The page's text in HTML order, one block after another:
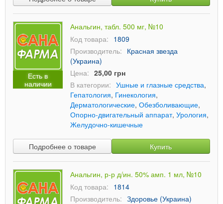
Есть в
наличии
Анальгин, табл. 500 мг, №10
Код товара: 1809
Производитель: Красная звезда
(Украина)
Цена: 25,00 грн
В категории: Ушные и глазные средства,
Гепатология, Гинекология,
Дерматологические, Обезболивающие,
Опорно-двигательный аппарат, Урология,
Желудочно-кишечные
Подробнее о товаре Купить
Анальгин, р-р д/ин. 50% амп. 1 мл, №10
Код товара: 1814
Производитель: Здоровье (Украина)